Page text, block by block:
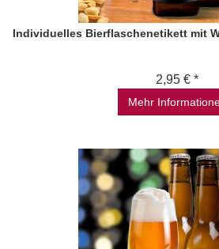
Individuelles Bierflaschenetikett mit
2,95 € *
Mehr